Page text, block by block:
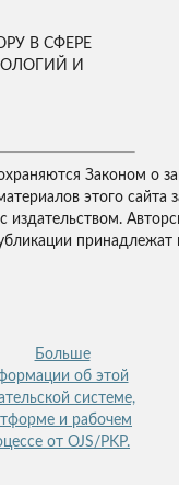
В СФЕРЕ
И
Законом о
этого сайта
издательством.
принадлежат